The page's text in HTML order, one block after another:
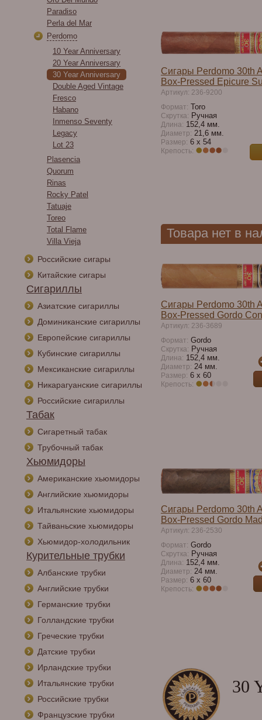
Paradiso
Perla del Mar
Perdomo
10 Year Anniversary
20 Year Anniversary
30 Year Anniversary
Double Aged Vintage
Fresco
Habano
Inmenso Seventy
Legacy
Lot 23
Plasencia
Quorum
Rinas
Rocky Patel
Tatuaje
Toreo
Total Flame
Villa Vieja
Российские сигары
Китайские сигары
Сигариллы
Азиатские сигариллы
Доминиканские сигариллы
Европейские сигариллы
Кубинские сигариллы
Мексиканские сигариллы
Никарагуанские сигариллы
Российские сигариллы
Табак
Сигаретный табак
Трубочный табак
Хьюмидоры
Американские хьюмидоры
Английские хьюмидоры
Итальянские хьюмидоры
Тайваньские хьюмидоры
Хьюмидор-холодильник
Курительные трубки
Албанские трубки
Английские трубки
Германские трубки
Голландские трубки
Греческие трубки
Датские трубки
Ирландские трубки
Итальянские трубки
Российские трубки
Французские трубки
Сигары Perdomo 30th
Box-Pressed Epicure
Артикул: 236-9200
Формат: Toro
Скрутка: Ручная
Длина: 152,4 мм.
Диаметр: 21,6 мм.
Размер: 6 x 54
Крепость:
Товара нет в
Сигары Perdomo 30th
Box-Pressed Gordo
Артикул: 236-3689
Формат: Gordo
Скрутка: Ручная
Длина: 152,4 мм.
Диаметр: 24 мм.
Размер: 6 x 60
Крепость:
Сигары Perdomo 30th
Box-Pressed Gordo
Артикул: 236-2530
Формат: Gordo
Скрутка: Ручная
Длина: 152,4 мм.
Диаметр: 24 мм.
Размер: 6 x 60
Крепость:
30